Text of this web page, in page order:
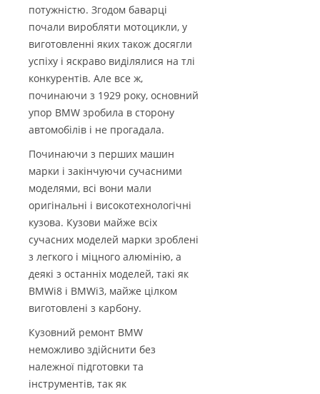
потужністю. Згодом баварці
почали виробляти мотоцикли, у
виготовленні яких також досягли
успіху і яскраво виділялися на тлі
конкурентів. Але все ж,
починаючи з 1929 року, основний
упор BMW зробила в сторону
автомобілів і не прогадала.
Починаючи з перших машин
марки і закінчуючи сучасними
моделями, всі вони мали
оригінальні і високотехнологічні
кузова. Кузови майже всіх
сучасних моделей марки зроблені
з легкого і міцного алюмінію, а
деякі з останніх моделей, такі як
BMWi8 і BMWi3, майже цілком
виготовлені з карбону.
Кузовний ремонт BMW
неможливо здійснити без
належної підготовки та
інструментів, так як